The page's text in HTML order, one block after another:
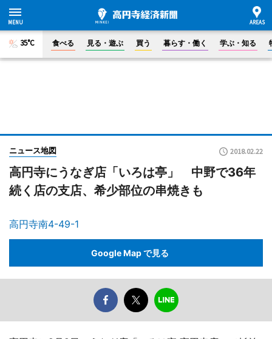
35°C 食べる 見る・遊ぶ 買う 暮らす・働く 学ぶ・知る
ニュース地図 2018.02.22
高円寺にうなぎ店「いろは亭」 中野で36年
続く店の支店、希少部位の串焼きも
高円寺南4-49-1
Google Map で見る